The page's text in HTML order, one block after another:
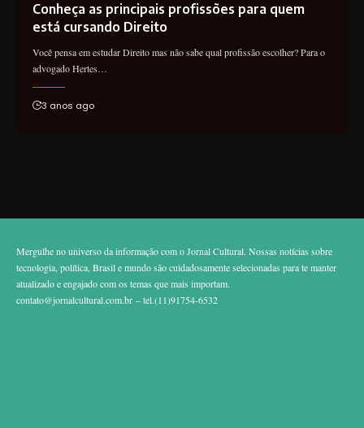
Conheça as principais profissões para quem
está cursando Direito
Você pensa em estudar Direito mas não sabe qual profissão escolher? Para o
advogado Hertes…
3 anos ago
Mergulhe no universo da informação com o Jornal Cultural. Nossas notícias sobre
tecnologia, política, Brasil e mundo são cuidadosamente selecionadas para te manter
atualizado e engajado com os temas que mais importam.
contato@jornalcultural.com.br – tel.(11)91754-6532